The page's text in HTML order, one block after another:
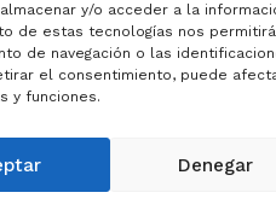
y/o acceder a la
de estas tecnologías nos
de navegación o las
el consentimiento, puede
y funciones.
Denegar
porArtisplendore